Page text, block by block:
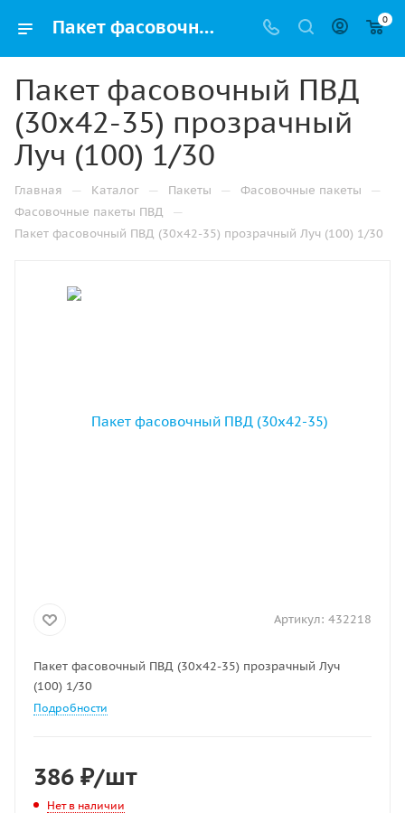
Пакет фасовочный ПВД (30х42-35) прозрачный Луч (100) 1/30 купить в Казани с доставкой оптом и в розницу 0
Пакет фасовочный ПВД
(30х42-35) прозрачный
Луч (100) 1/30
Главная — Каталог — Пакеты — Фасовочные пакеты —
Фасовочные пакеты ПВД —
Пакет фасовочный ПВД (30х42-35) прозрачный Луч (100) 1/30
Артикул: 432218
Пакет фасовочный ПВД (30х42-35) прозрачный Луч
(100) 1/30
Подробности
386 ₽/шт
Нет в наличии